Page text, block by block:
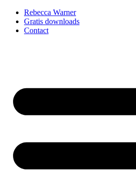
Rebecca Warner
Gratis downloads
Contact